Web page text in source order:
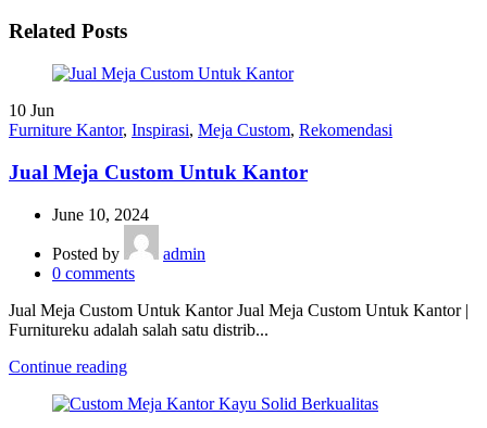
Related Posts
10 Jun
Furniture Kantor, Inspirasi, Meja Custom, Rekomendasi
Jual Meja Custom Untuk Kantor
June 10, 2024
Posted by
admin
0 comments
Jual Meja Custom Untuk Kantor Jual Meja Custom Untuk Kantor |
Furnitureku adalah salah satu distrib...
Continue reading